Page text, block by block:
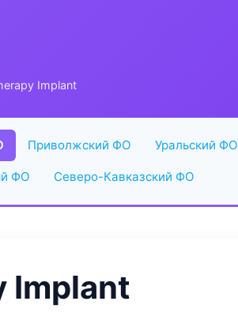
Implant
Приволжский ФО Уральский ФО
ФО Северо-Кавказский ФО
Implant